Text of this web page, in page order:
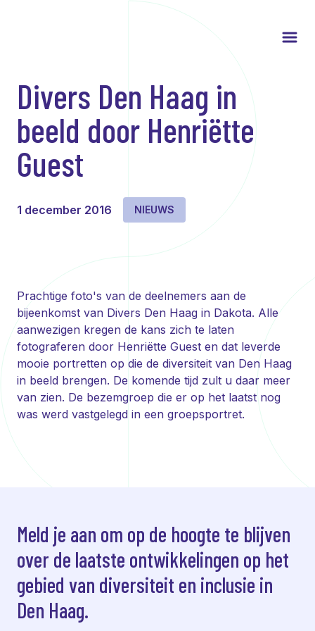
Divers Den Haag in
beeld door Henriëtte
Guest
1 december 2016 NIEUWS
Prachtige foto's van de deelnemers aan de
bijeenkomst van Divers Den Haag in Dakota. Alle
aanwezigen kregen de kans zich te laten
fotograferen door Henriëtte Guest en dat leverde
mooie portretten op die de diversiteit van Den Haag
in beeld brengen. De komende tijd zult u daar meer
van zien. De bezemgroep die er op het laatst nog
was werd vastgelegd in een groepsportret.
Meld je aan om op de hoogte te blijven
over de laatste ontwikkelingen op het
gebied van diversiteit en inclusie in
Den Haag.